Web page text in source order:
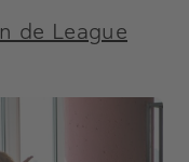
de League